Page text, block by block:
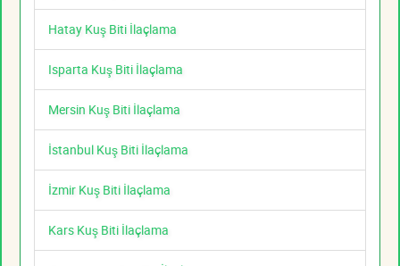
Hatay Kuş Biti İlaçlama
Isparta Kuş Biti İlaçlama
Mersin Kuş Biti İlaçlama
İstanbul Kuş Biti İlaçlama
İzmir Kuş Biti İlaçlama
Kars Kuş Biti İlaçlama